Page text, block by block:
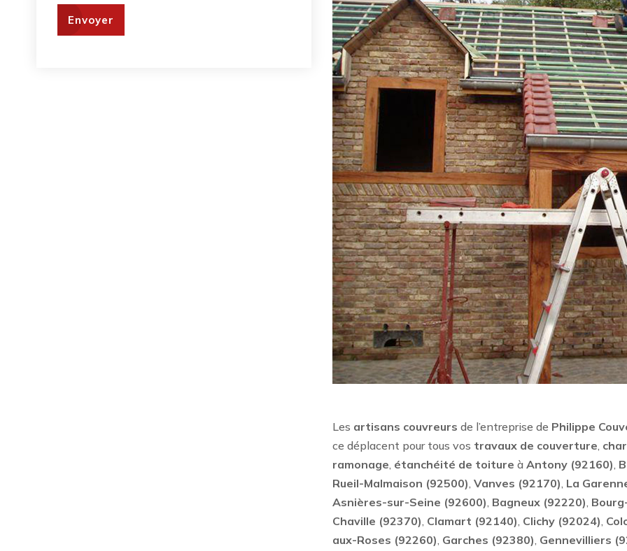
Envoyer
Les artisans couvreurs de l’entreprise de Philippe
ce déplacent pour tous vos travaux de couverture,
ramonage, étanchéité de toiture àAntony (92160),
Rueil-Malmaison (92500),Vanves (92170), La
Asnières-sur-Seine (92600), Bagneux (92220),
Chaville (92370), Clamart (92140), Clichy (92024),
aux-Roses (92260), Garches (92380), Gennevilliers